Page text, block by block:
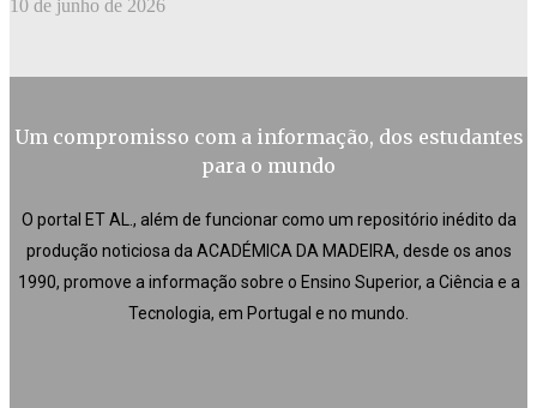
10 de junho de 2026
Um compromisso com a informação, dos estudantes
para o mundo
O portal ET AL., além de funcionar como um repositório inédito da
produção noticiosa da ACADÉMICA DA MADEIRA, desde os anos
1990, promove a informação sobre o Ensino Superior, a Ciência e a
Tecnologia, em Portugal e no mundo.